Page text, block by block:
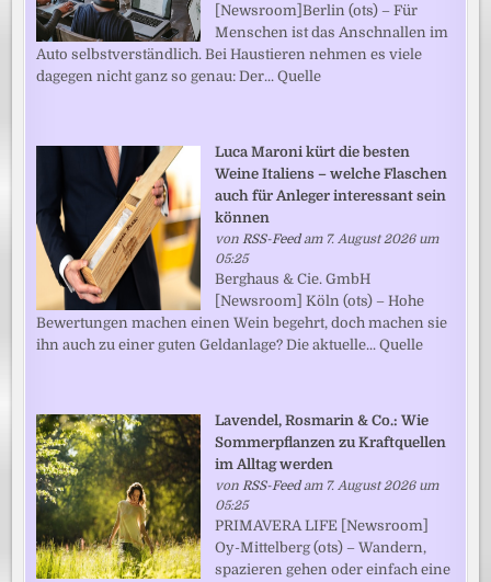
[Newsroom]Berlin (ots) – Für
Menschen ist das Anschnallen im
Auto selbstverständlich. Bei Haustieren nehmen es viele
dagegen nicht ganz so genau: Der... Quelle
Luca Maroni kürt die besten
Weine Italiens – welche Flaschen
auch für Anleger interessant sein
können
vonRSS-Feedam 7. August 2026 um
05:25
Berghaus & Cie. GmbH
[Newsroom] Köln (ots) – Hohe
Bewertungen machen einen Wein begehrt, doch machen sie
ihn auch zu einer guten Geldanlage? Die aktuelle... Quelle
Lavendel, Rosmarin & Co.: Wie
Sommerpflanzen zu Kraftquellen
im Alltag werden
vonRSS-Feedam 7. August 2026 um
05:25
PRIMAVERA LIFE [Newsroom]
Oy-Mittelberg (ots) – Wandern,
spazieren gehen oder einfach eine